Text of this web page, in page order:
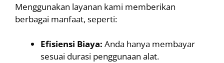
Menggunakan layanan kami memberikan
berbagai manfaat, seperti:
Efisiensi Biaya: Anda hanya membayar
sesuai durasi penggunaan alat.